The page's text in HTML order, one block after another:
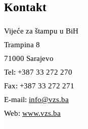
Kontakt
Vijeće za štampu u BiH
Trampina 8
71000 Sarajevo
Tel: +387 33 272 270
Fax: +387 33 272 271
E-mail: info@vzs.ba
Web: www.vzs.ba